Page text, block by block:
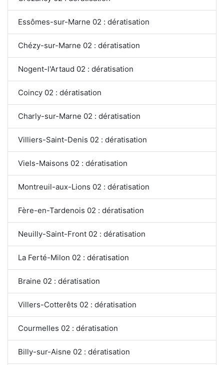
Essômes-sur-Marne 02 : dératisation
Chézy-sur-Marne 02 : dératisation
Nogent-l'Artaud 02 : dératisation
Coincy 02 : dératisation
Charly-sur-Marne 02 : dératisation
Villiers-Saint-Denis 02 : dératisation
Viels-Maisons 02 : dératisation
Montreuil-aux-Lions 02 : dératisation
Fère-en-Tardenois 02 : dératisation
Neuilly-Saint-Front 02 : dératisation
La Ferté-Milon 02 : dératisation
Braine 02 : dératisation
Villers-Cotterêts 02 : dératisation
Courmelles 02 : dératisation
Billy-sur-Aisne 02 : dératisation